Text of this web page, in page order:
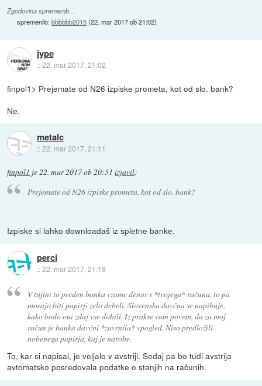
Zgodovina sprememb…
spremenilo:bbbbbb2015(22. mar 2017 ob 21:02)
jype
::22. mar 2017, 21:02
finpol1> Prejemate od N26 izpiske prometa, kot od slo. bank?
Ne.
metalc
::22. mar 2017, 21:11
finpol1 je22. mar 2017 ob 20:51 izjavil:
Prejemate od N26 izpiske prometa, kot od slo. bank?
Izpiske si lahko downloadaš iz spletne banke.
perci
::22. mar 2017, 21:18
V tujini to preden banka vzame denar s *tvojega* računa, to pa
morajo biti papirji zelo debeli. Slovenska davčna se napihuje,
kako bodo oni zdaj vse dobili. Iz prakse vam povem, da za moj
račun je banka davčni *zavrnila* vpogled. Niso predložili
nobenega papirja, kaj je narobe.
To, kar si napisal, je veljalo v avstriji. Sedaj pa bo tudi avstrija
avtomatsko posredovala podatke o stanjih na računih.